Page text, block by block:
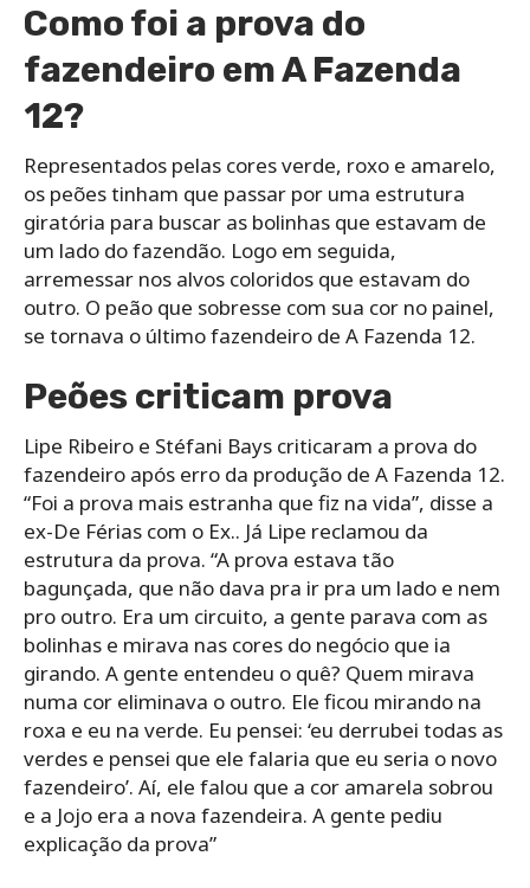
Como foi a prova do
fazendeiro em A Fazenda
12?
Representados pelas cores verde, roxo e amarelo,
os peões tinham que passar por uma estrutura
giratória para buscar as bolinhas que estavam de
um lado do fazendão. Logo em seguida,
arremessar nos alvos coloridos que estavam do
outro. O peão que sobresse com sua cor no painel,
se tornava o último fazendeiro de A Fazenda 12.
Peões criticam prova
Lipe Ribeiro e Stéfani Bays criticaram a prova do
fazendeiro após erro da produção de A Fazenda 12.
“Foi a prova mais estranha que fiz na vida”, disse a
ex-De Férias com o Ex.. Já Lipe reclamou da
estrutura da prova. “A prova estava tão
bagunçada, que não dava pra ir pra um lado e nem
pro outro. Era um circuito, a gente parava com as
bolinhas e mirava nas cores do negócio que ia
girando. A gente entendeu o quê? Quem mirava
numa cor eliminava o outro. Ele ficou mirando na
roxa e eu na verde. Eu pensei: ‘eu derrubei todas as
verdes e pensei que ele falaria que eu seria o novo
fazendeiro’. Aí, ele falou que a cor amarela sobrou
e a Jojo era a nova fazendeira. A gente pediu
explicação da prova”